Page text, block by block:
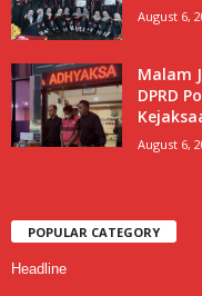
August 6,
Malam
DPRD
August 6,
POPULAR CATEGORY
Headline